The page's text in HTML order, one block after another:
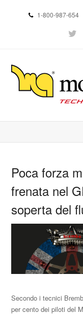
1-800-987-654
Poca forza
frenata nel
soperta del
Secondo i tecnici
per cento dei piloti del